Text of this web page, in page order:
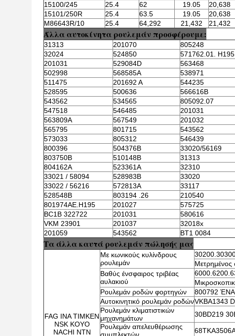
15100/245
25.4 62 19.05 20,638
15101/250R
25.4 63.5 19.05 20,638
M86643R/10
25.4 64,292 21,432 21,432
Άλλα αυτοκίνητα ρουλεμάν προσφέρουμε:
31313 201070
805248
32024
524850
571762.01. H195
201031
529084D
563468
502998
568585A
538971
511475
201692 Α
544235
528595
500636
566616B
543562
534565
805092.07
547518
546485
201031
563809A
567549
201032
565795
801715
543562
573033
805312
546439
800396
504376B
33020/56169
803750B
510148B
31313
804162A
523361A
32310
33021 / 58094
528983B
33020
33022 / 56216
572813A
33117
528548B
803194 .26
210540
801974AE.H195
201027
575725
BC1B 322722
201031
580616
VKM 23901
201037
32018x
201059
543562 BT1 0084
Τα άλλα καυτά ρουλεμάν πώλησής μας
FAG INA TIMKEN
NSK KOYO
NACHI NTN
Με κωνικούς κυλίνδρους
ρουλεμάν
Μετρημένος
Βαθύς ένσφαιρος τριβέας
αυλακιού
Ρουλεμάν ροδών φορτηγών
800792 ΈΝΑ
Αυτοκινητικό ρουλεμάν ροδώνVKBA1343
Ρουλεμάν κλιματιστικών
μηχανημάτων
30BD219
Ρουλεμάν απελευθέρωσης